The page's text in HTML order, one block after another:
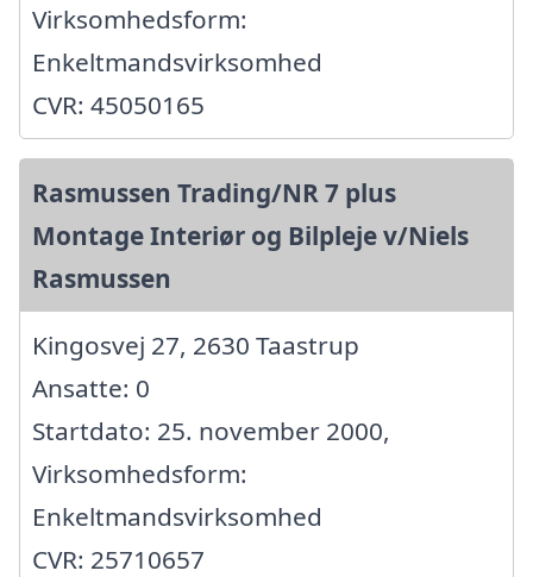
Virksomhedsform:
Enkeltmandsvirksomhed
CVR: 45050165
Rasmussen Trading/NR 7 plus
Montage Interiør og Bilpleje v/Niels
Rasmussen
Kingosvej 27, 2630 Taastrup
Ansatte: 0
Startdato: 25. november 2000,
Virksomhedsform:
Enkeltmandsvirksomhed
CVR: 25710657